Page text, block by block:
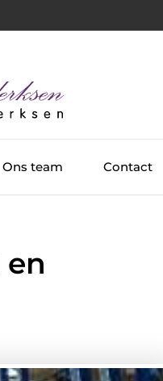
Ons team Contact